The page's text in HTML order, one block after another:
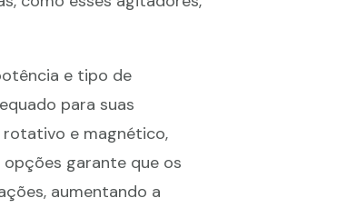
e tipo de
para suas
rotativo e magnético,
garante que os
aumentando a